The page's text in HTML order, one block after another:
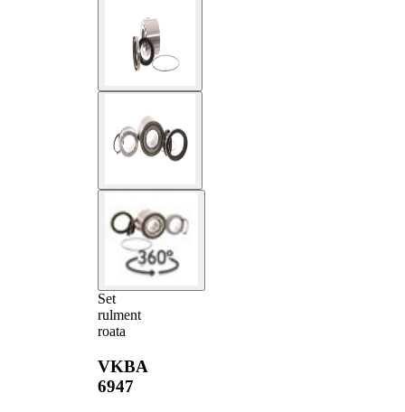
Set
rulment
roata
VKBA
6947